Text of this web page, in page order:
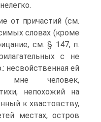
от причастий (см.
словах (кроме
см. § 147, п.
с не
несвойственная ей
мне человек,
непохожий на
к хвастовству,
местах, остров